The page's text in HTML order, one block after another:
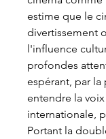
estime que le
divertissement
l'influence
profondes
espérant, par
entendre la
internationale,
Portant la